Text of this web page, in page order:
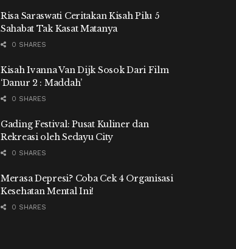
Risa Saraswati Ceritakan Kisah Pilu 5
Sahabat Tak Kasat Matanya
0 SHARES
Kisah Ivanna Van Dijk Sosok Dari Film
‘Danur 2 : Maddah’
0 SHARES
Gading Festival: Pusat Kuliner dan
Rekreasi oleh Sedayu City
0 SHARES
Merasa Depresi? Coba Cek 4 Organisasi
Kesehatan Mental Ini!
0 SHARES